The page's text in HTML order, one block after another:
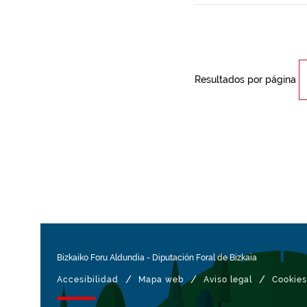
Resultados por página
Bizkaiko Foru Aldundia - Diputación Foral de Bizkaia
Accesibilidad / Mapa web / Aviso legal / Cookies